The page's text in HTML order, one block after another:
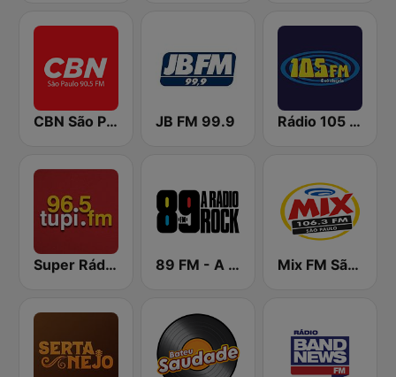
CBN São Paulo JB FM 99.9 Rádio 105 FM
Super Rádio Tupi 89 FM - A Rádio Rock Mix FM São Paulo